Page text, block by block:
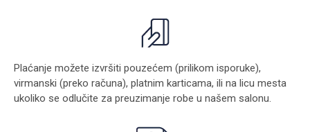
Plaćanje možete izvršiti pouzećem (prilikom isporuke),
virmanski (preko računa), platnim karticama, ili na licu mesta
ukoliko se odlučite za preuzimanje robe u našem salonu.